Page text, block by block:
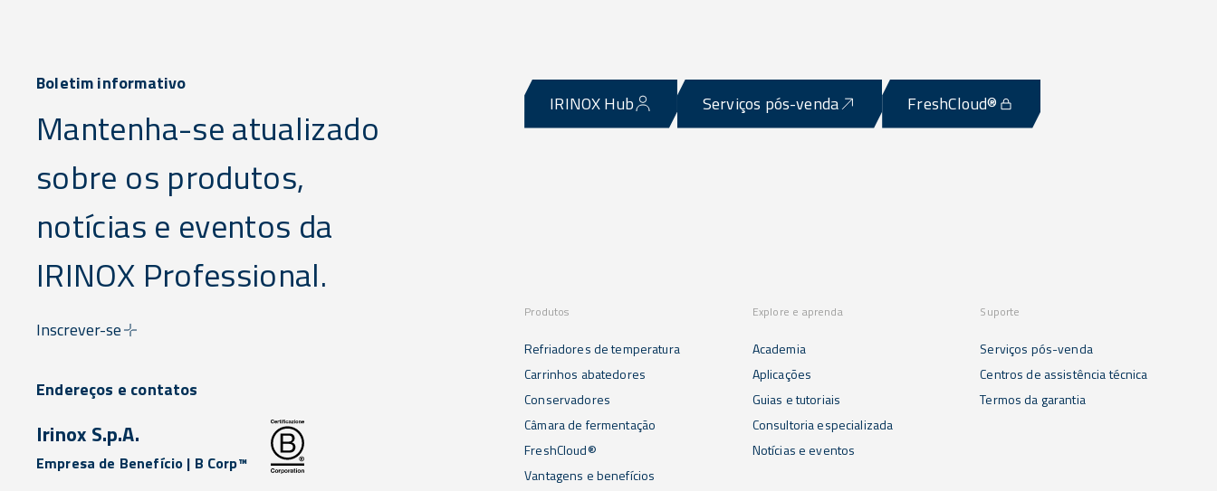
Boletim informativo
Mantenha-se atualizado
sobre os produtos,
notícias e eventos da
IRINOX Professional.
Inscrever-se
IRINOX Hub Serviços pós-venda FreshCloud®
Produtos
Refriadores de temperatura
Carrinhos abatedores
Conservadores
Câmara de fermentação
FreshCloud®
Vantagens e benefícios
Explore e aprenda
Academia
Aplicações
Guias e tutoriais
Consultoria especializada
Notícias e eventos
Suporte
Serviços pós-venda
Centros de assistência técnica
Termos da garantia
Endereços e contatos
Irinox S.p.A.
Empresa de Benefício | B Corp™